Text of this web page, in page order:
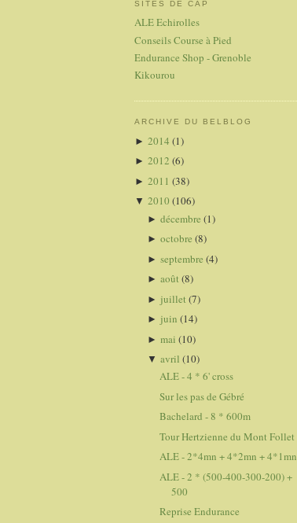
SITES DE CAP
ALE Echirolles
Conseils Course à Pied
Endurance Shop - Grenoble
Kikourou
ARCHIVE DU BELBLOG
► 2014 (1)
► 2012 (6)
► 2011 (38)
▼ 2010 (106)
► décembre (1)
► octobre (8)
► septembre (4)
► août (8)
► juillet (7)
► juin (14)
► mai (10)
▼ avril (10)
ALE - 4 * 6' cross
Sur les pas de Gébré
Bachelard - 8 * 600m
Tour Hertzienne du Mont Follet
ALE - 2*4mn + 4*2mn + 4*1mn
ALE - 2 * (500-400-300-200) +
500
Reprise Endurance